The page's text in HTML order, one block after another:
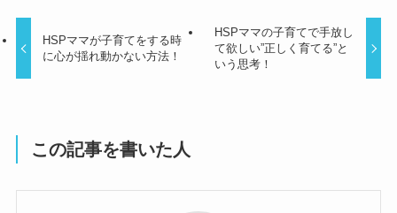
HSPママが子育てをする時
に心が揺れ動かない方法！
HSPママの子育てで手放し
て欲しい”正しく育てる”と
いう思考！
この記事を書いた人